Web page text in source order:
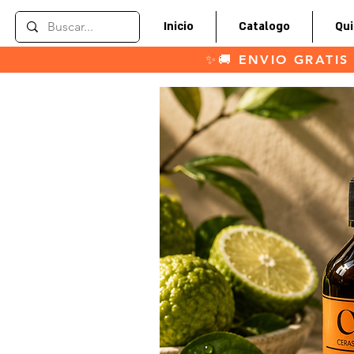
Inicio Catalogo
✨🚚 ENVIO